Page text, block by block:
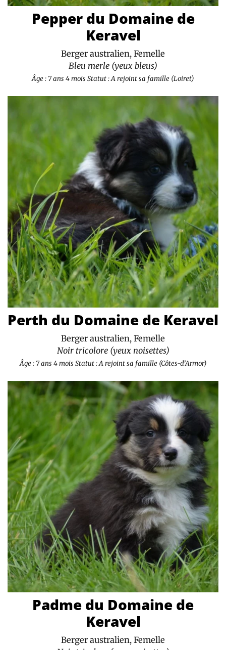
Pepper du Domaine de
Keravel
Berger australien, Femelle
Bleu merle (yeux bleus)
Âge : 7 ans 4 mois Statut : A rejoint sa famille (Loiret)
Perth du Domaine de Keravel
Berger australien, Femelle
Noir tricolore (yeux noisettes)
Âge : 7 ans 4 mois Statut : A rejoint sa famille (Côtes-d’Armor)
Padme du Domaine de
Keravel
Berger australien, Femelle